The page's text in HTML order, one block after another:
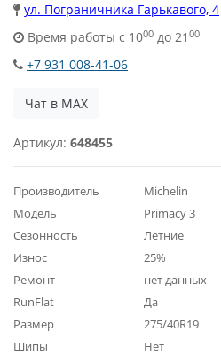
ул. Пограничника Гарькавого, 4
Время работы с 1000 до 21 00
+7 931 008-41-06
Чат в MAX
Артикул: 648455
Производитель
Michelin
Модель
Primacy 3
Сезонность
Летние
Износ
25%
Ремонт
нет данных
RunFlat
Да
Размер
275/40R19
Шипы
Нет